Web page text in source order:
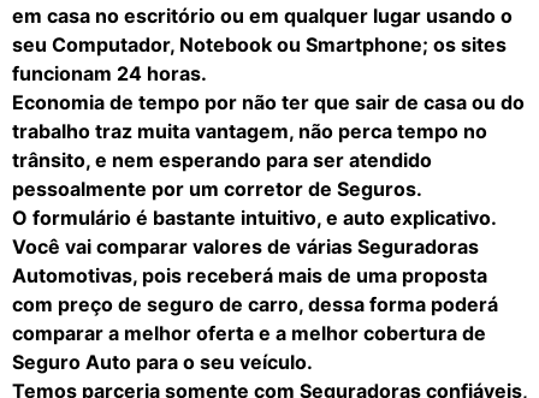
em casa no escritório ou em qualquer lugar usando o
seu Computador, Notebook ou Smartphone; os sites
funcionam 24 horas.
Economia de tempo por não ter que sair de casa ou do
trabalho traz muita vantagem, não perca tempo no
trânsito, e nem esperando para ser atendido
pessoalmente por um corretor de Seguros.
O formulário é bastante intuitivo, e auto explicativo.
Você vai comparar valores de várias Seguradoras
Automotivas, pois receberá mais de uma proposta
com preço de seguro de carro, dessa forma poderá
comparar a melhor oferta e a melhor cobertura de
Seguro Auto para o seu veículo.
Temos parceria somente com Seguradoras confiáveis,